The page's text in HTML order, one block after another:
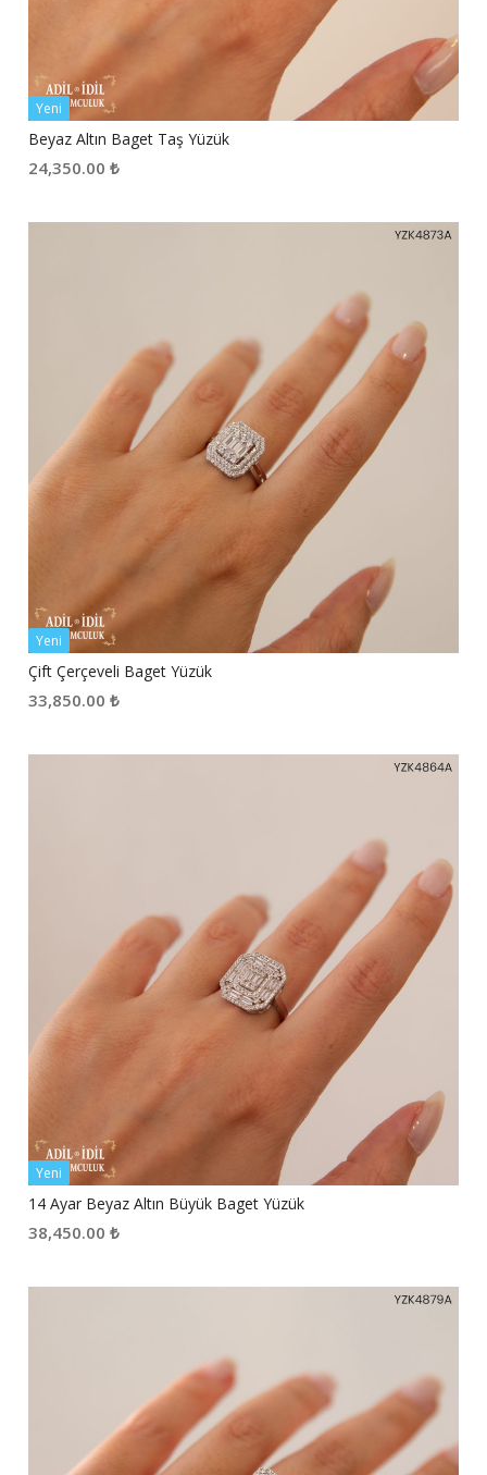
Yeni
Beyaz Altın Baget Taş Yüzük
24,350.00 ₺
Yeni
Çift Çerçeveli Baget Yüzük
33,850.00 ₺
Yeni
14 Ayar Beyaz Altın Büyük Baget Yüzük
38,450.00 ₺